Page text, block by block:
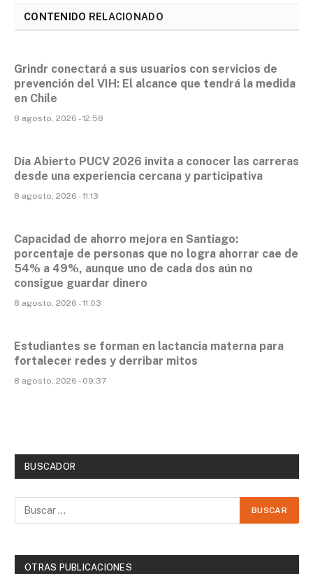
CONTENIDO RELACIONADO
Grindr conectará a sus usuarios con servicios de
prevención del VIH: El alcance que tendrá la medida
en Chile
8 agosto, 2026 - 12:58
Día Abierto PUCV 2026 invita a conocer las carreras
desde una experiencia cercana y participativa
8 agosto, 2026 - 11:13
Capacidad de ahorro mejora en Santiago:
porcentaje de personas que no logra ahorrar cae de
54% a 49%, aunque uno de cada dos aún no
consigue guardar dinero
8 agosto, 2026 - 11:03
Estudiantes se forman en lactancia materna para
fortalecer redes y derribar mitos
8 agosto, 2026 - 09:37
BUSCADOR
OTRAS PUBLICACIONES